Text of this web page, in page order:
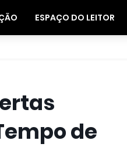
ESPAÇO DO LEITOR
de